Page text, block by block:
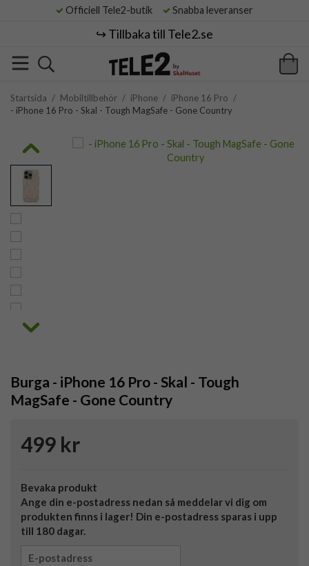
Officiell Tele2-butik Snabba leveranser
↪️ Tillbaka till Tele2.se
Startsida / Mobiltillbehör / iPhone / iPhone 16 Pro /
- iPhone 16 Pro - Skal - Tough MagSafe - Gone Country
Burga - iPhone 16 Pro - Skal - Tough
MagSafe - Gone Country
499 kr
Bevaka produkt
Ange din e-postadress nedan så meddelar vi dig om
produkten finns i lager! Din e-postadress sparas i upp
till 180 dagar.